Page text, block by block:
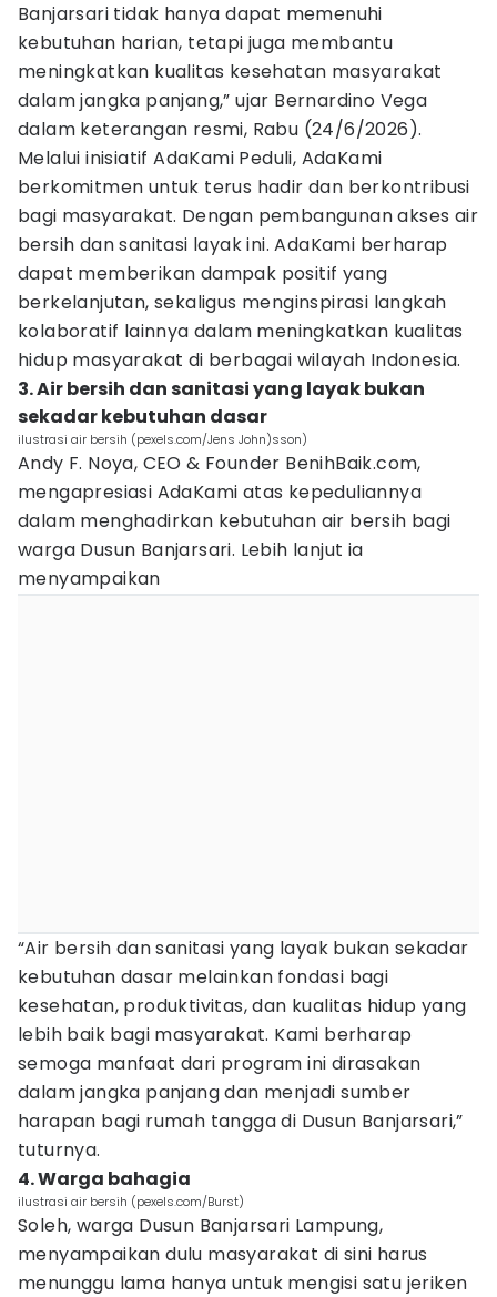
Banjarsari tidak hanya dapat memenuhi
kebutuhan harian, tetapi juga membantu
meningkatkan kualitas kesehatan masyarakat
dalam jangka panjang,” ujar Bernardino Vega
dalam keterangan resmi, Rabu (24/6/2026).
Melalui inisiatif AdaKami Peduli, AdaKami
berkomitmen untuk terus hadir dan berkontribusi
bagi masyarakat. Dengan pembangunan akses air
bersih dan sanitasi layak ini. AdaKami berharap
dapat memberikan dampak positif yang
berkelanjutan, sekaligus menginspirasi langkah
kolaboratif lainnya dalam meningkatkan kualitas
hidup masyarakat di berbagai wilayah Indonesia.
3. Air bersih dan sanitasi yang layak bukan
sekadar kebutuhan dasar
ilustrasi air bersih (pexels.com/Jens John)sson)
Andy F. Noya, CEO & Founder BenihBaik.com,
mengapresiasi AdaKami atas kepeduliannya
dalam menghadirkan kebutuhan air bersih bagi
warga Dusun Banjarsari. Lebih lanjut ia
menyampaikan
“Air bersih dan sanitasi yang layak bukan sekadar
kebutuhan dasar melainkan fondasi bagi
kesehatan, produktivitas, dan kualitas hidup yang
lebih baik bagi masyarakat. Kami berharap
semoga manfaat dari program ini dirasakan
dalam jangka panjang dan menjadi sumber
harapan bagi rumah tangga di Dusun Banjarsari,”
tuturnya.
4. Warga bahagia
ilustrasi air bersih (pexels.com/Burst)
Soleh, warga Dusun Banjarsari Lampung,
menyampaikan dulu masyarakat di sini harus
menunggu lama hanya untuk mengisi satu jeriken